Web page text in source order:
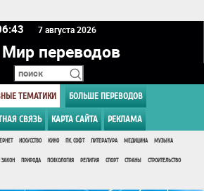
43 7 августа 2026
Мир переводов
ТЕМАТИКИ БОЛЬШЕ ПЕРЕВОДОВ
СВЯЗЬ КАРТА САЙТА РЕКЛАМА
ИСКУССТВО КИНО ПК, СОФТ ЛИТЕРАТУРА МЕДИЦИНА МУЗЫКА
ЗАКОН ПРИРОДА ПСИХОЛОГИЯ РЕЛИГИЯ СПОРТ СТРАНЫ СТРОИТЕЛЬСТВО